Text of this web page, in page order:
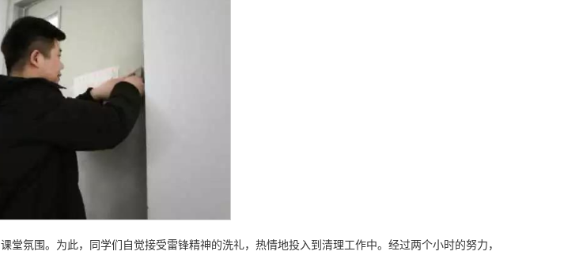
氛围。为此，同学们自觉接受雷锋精神的洗礼，热情地投入到清理工作中。经过两个小时的努力，